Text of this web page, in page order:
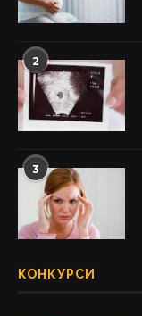
2
3
КОНКУРСИ